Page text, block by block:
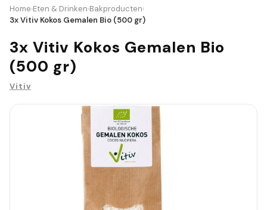
Home›Eten & Drinken›Bakproducten›
3x Vitiv Kokos Gemalen Bio (500 gr)
3x Vitiv Kokos Gemalen Bio
(500 gr)
Vitiv